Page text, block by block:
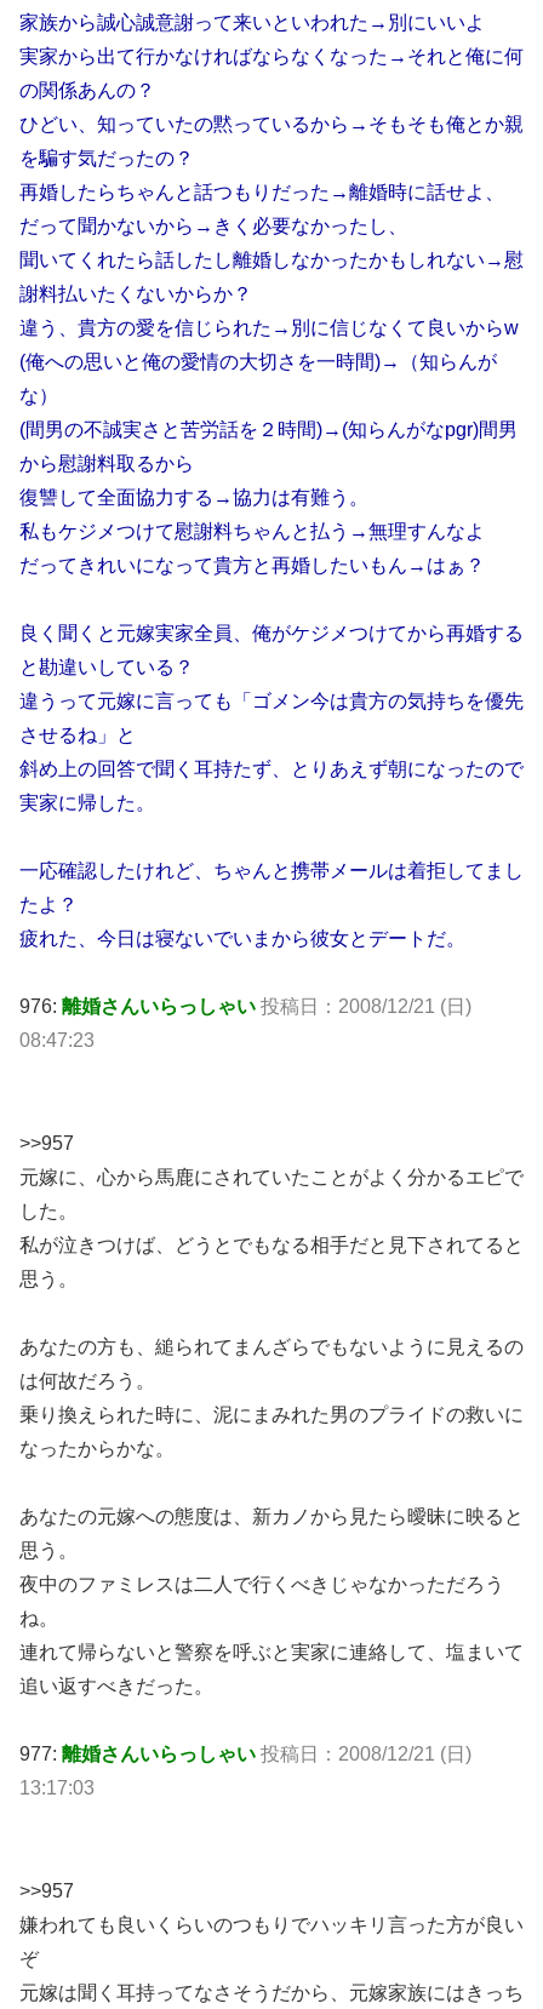
家族から誠心誠意謝って来いといわれた→別にいいよ
実家から出て行かなければならなくなった→それと俺に何
の関係あんの？
ひどい、知っていたの黙っているから→そもそも俺とか親
を騙す気だったの？
再婚したらちゃんと話つもりだった→離婚時に話せよ、
だって聞かないから→きく必要なかったし、
聞いてくれたら話したし離婚しなかったかもしれない→慰
謝料払いたくないからか？
違う、貴方の愛を信じられた→別に信じなくて良いからw
(俺への思いと俺の愛情の大切さを一時間)→（知らんが
な）
(間男の不誠実さと苦労話を２時間)→(知らんがなpgr)間男
から慰謝料取るから
復讐して全面協力する→協力は有難う。
私もケジメつけて慰謝料ちゃんと払う→無理すんなよ
だってきれいになって貴方と再婚したいもん→はぁ？
良く聞くと元嫁実家全員、俺がケジメつけてから再婚する
と勘違いしている？
違うって元嫁に言っても「ゴメン今は貴方の気持ちを優先
させるね」と
斜め上の回答で聞く耳持たず、とりあえず朝になったので
実家に帰した。
一応確認したけれど、ちゃんと携帯メールは着拒してまし
たよ？
疲れた、今日は寝ないでいまから彼女とデートだ。
976: 離婚さんいらっしゃい 投稿日：2008/12/21 (日)
08:47:23
>>957
元嫁に、心から馬鹿にされていたことがよく分かるエピで
した。
私が泣きつけば、どうとでもなる相手だと見下されてると
思う。
あなたの方も、縋られてまんざらでもないように見えるの
は何故だろう。
乗り換えられた時に、泥にまみれた男のプライドの救いに
なったからかな。
あなたの元嫁への態度は、新カノから見たら曖昧に映ると
思う。
夜中のファミレスは二人で行くべきじゃなかっただろう
ね。
連れて帰らないと警察を呼ぶと実家に連絡して、塩まいて
追い返すべきだった。
977: 離婚さんいらっしゃい 投稿日：2008/12/21 (日)
13:17:03
>>957
嫌われても良いくらいのつもりでハッキリ言った方が良い
ぞ
元嫁は聞く耳持ってなさそうだから、元嫁家族にはきっち